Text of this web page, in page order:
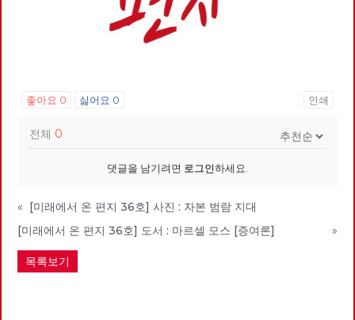
좋아요 0 싫어요 0 인쇄
전체 0
댓글을 남기려면 로그인하세요.
« [미래에서 온 편지 36호] 사진 : 자본 범람 지대
[미래에서 온 편지 36호] 도서 : 마르셀 모스 [증여론]
»
목록보기